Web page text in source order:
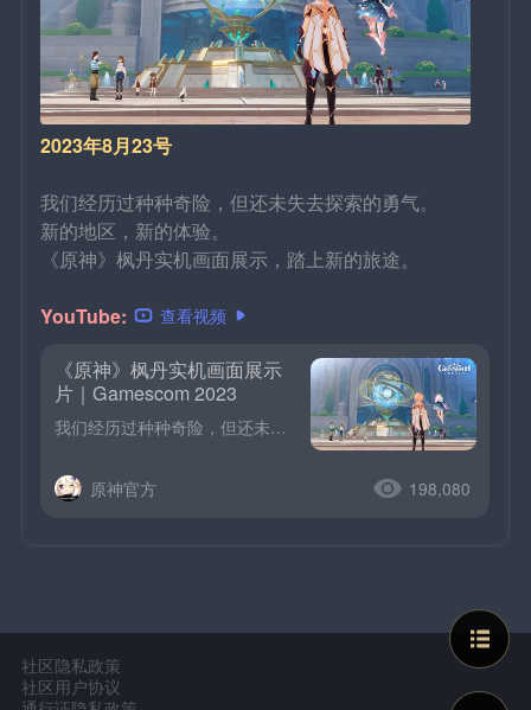
2023年8月23号
我们经历过种种奇险，但还未失去探索的勇气。
新的地区，新的体验。
《原神》枫丹实机画面展示，踏上新的旅途。
YouTube: 查看视频
《原神》枫丹实机画面展示
片｜Gamescom 2023
我们经历过种种奇险，但还未失去探索的勇气。新的地区，新的体验。《原神》枫丹实机画面展示，踏上新的旅途。
原神官方 198,080
社区隐私政策
社区用户协议